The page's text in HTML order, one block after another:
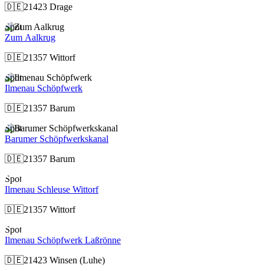
🇩🇪21423 Drage
Spot
Zum Aalkrug
🇩🇪21357 Wittorf
Spot
Ilmenau Schöpfwerk
🇩🇪21357 Barum
Spot
Barumer Schöpfwerkskanal
🇩🇪21357 Barum
Spot
Ilmenau Schleuse Wittorf
🇩🇪21357 Wittorf
Spot
Ilmenau Schöpfwerk Laßrönne
🇩🇪21423 Winsen (Luhe)